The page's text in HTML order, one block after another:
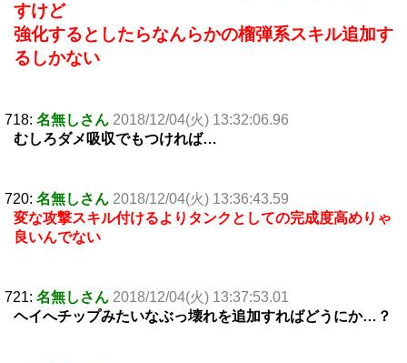
すけど
強化するとしたらなんらかの榴弾系スキル追加す
るしかない
718: 名無しさん 2018/12/04(火) 13:32:06.96
むしろダメ吸収でもつければ…
720: 名無しさん 2018/12/04(火) 13:36:43.59
変な攻撃スキル付けるよりタンクとしての完成度高めりゃ
良いんでない
721: 名無しさん 2018/12/04(火) 13:37:53.01
ヘイへチップみたいなぶっ壊れを追加すればどうにか…？